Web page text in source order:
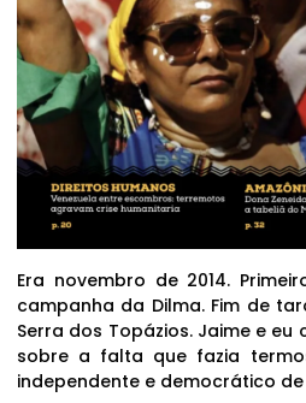
Era novembro de 2014.
campanha da Dilma. Fim de
Serra dos Topázios. Jaime e
sobre a falta que fazia
independente e democrático